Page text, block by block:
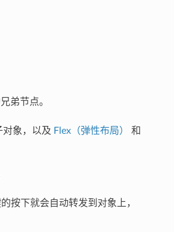
弟节点。
象，以及 Flex（弹性布局）
和
按下就会自动转发到对象上，